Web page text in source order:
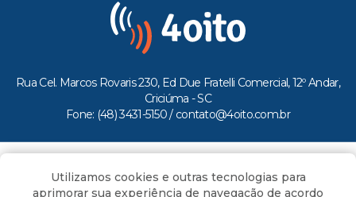
Rua Cel. Marcos Rovaris 230, Ed Due Fratelli Comercial, 12º Andar,
Criciúma - SC
Fone: (48) 3431-5150 / contato@4oito.com.br
Todos os direitos reservados ao Portal 4oito
Utilizamos cookies e outras tecnologias para
aprimorar sua experiência de navegação de acordo